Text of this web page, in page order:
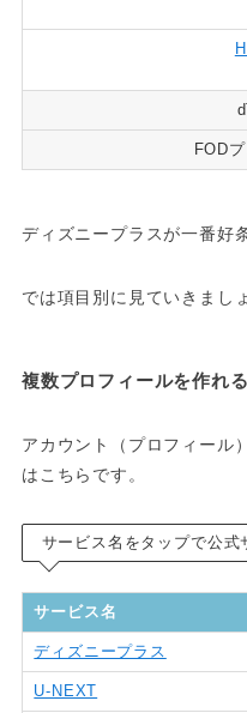
FOD
ディズニープラスが一番好
では項目別に見ていきまし
複数プロフィールを作れ
アカウント（プロフィール
はこちらです。
サービス名をタップで公式
サービス名
ディズニープラス
U-NEXT